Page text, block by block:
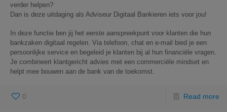
verder helpen?
Dan is deze uitdaging als Adviseur Digitaal Bankieren iets voor jou!
In deze functie ben jij het eerste aanspreekpunt voor klanten die hun
bankzaken digitaal regelen. Via telefoon, chat en e-mail bied je een
persoonlijke service en begeleid je klanten bij al hun financiële vragen.
Je combineert klantgericht advies met een commerciële mindset en
helpt mee bouwen aan de bank van de toekomst.
0 Read more